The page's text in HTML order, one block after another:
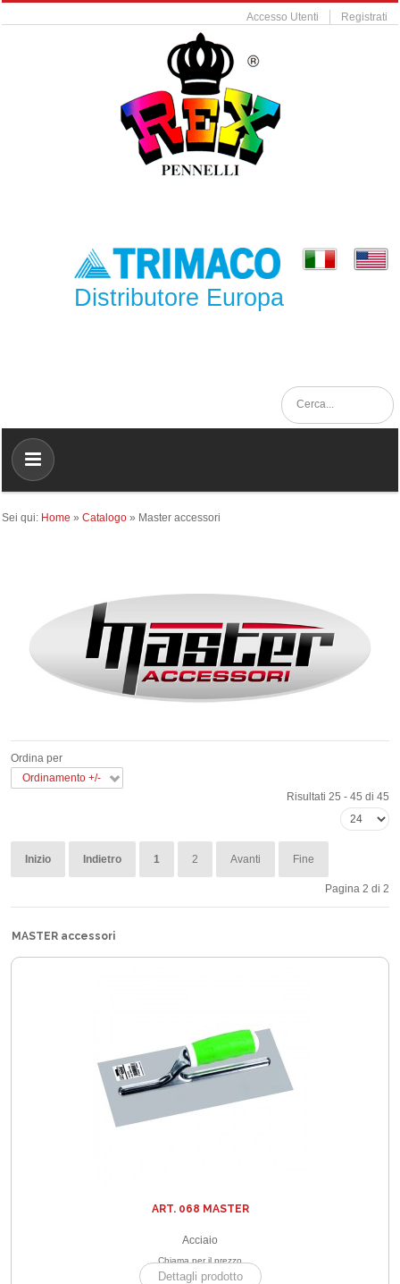
Accesso Utenti Registrati
Distributore Europa
Sei qui: Home » Catalogo » Master accessori
Ordina per
Ordinamento +/-
Risultati 25 - 45 di 45
Inizio Indietro 1 2 Avanti Fine
Pagina 2 di 2
MASTER accessori
ART. 068 MASTER
Acciaio
Chiama per il prezzo
Dettagli prodotto